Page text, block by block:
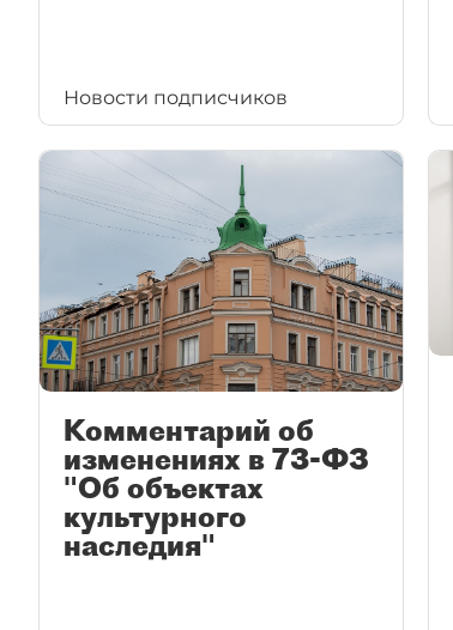
Новости подписчиков
Комментарий об
изменениях в 73-ФЗ
"Об объектах
культурного
наследия"